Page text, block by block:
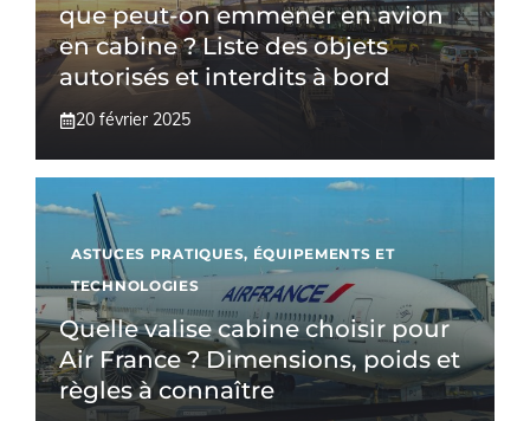
que peut-on emmener en avion
en cabine ? Liste des objets
autorisés et interdits à bord
20 février 2025
ASTUCES PRATIQUES, ÉQUIPEMENTS ET
TECHNOLOGIES
Quelle valise cabine choisir pour
Air France ? Dimensions, poids et
règles à connaître